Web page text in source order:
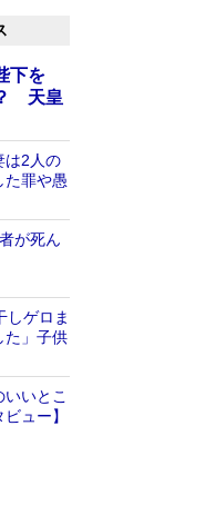
下を
天皇
は2人の
罪や愚
が死ん
しゲロま
た」子供
いとこ
ュー】
代」